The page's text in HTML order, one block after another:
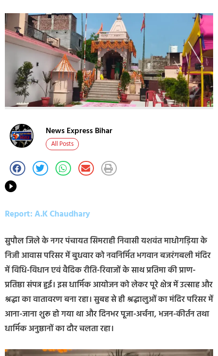
News Express Bihar
All Posts
Report: A.K Chaudhary
सुपौल जिले के नगर पंचायत सिमराही निवासी यशवंत माधोगड़िया के
निजी आवास परिसर में बुधवार को नवनिर्मित भगवान बजरंगबली मंदिर
में विधि-विधान एवं वैदिक रीति-रिवाजों के साथ प्रतिमा की प्राण-
प्रतिष्ठा संपन्न हुई। इस धार्मिक आयोजन को लेकर पूरे क्षेत्र में उत्साह और
श्रद्धा का वातावरण बना रहा। सुबह से ही श्रद्धालुओं का मंदिर परिसर में
आना-जाना शुरू हो गया था और दिनभर पूजा-अर्चना, भजन-कीर्तन तथा
धार्मिक अनुष्ठानों का दौर चलता रहा।